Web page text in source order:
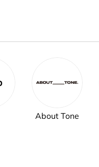
About Tone